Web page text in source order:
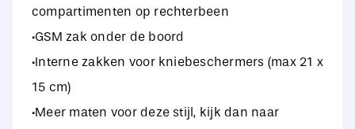
compartimenten op rechterbeen
·GSM zak onder de boord
·Interne zakken voor kniebeschermers (max 21 x
15 cm)
·Meer maten voor deze stijl, kijk dan naar